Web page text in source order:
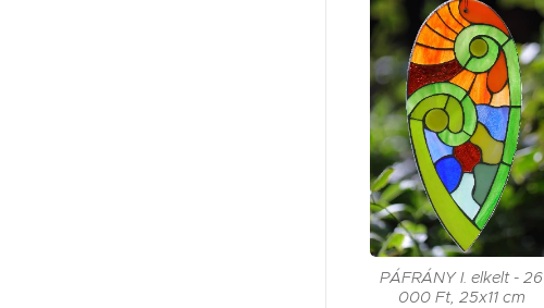
PÁFRÁNY I. elkelt - 26
000 Ft, 25x11 cm